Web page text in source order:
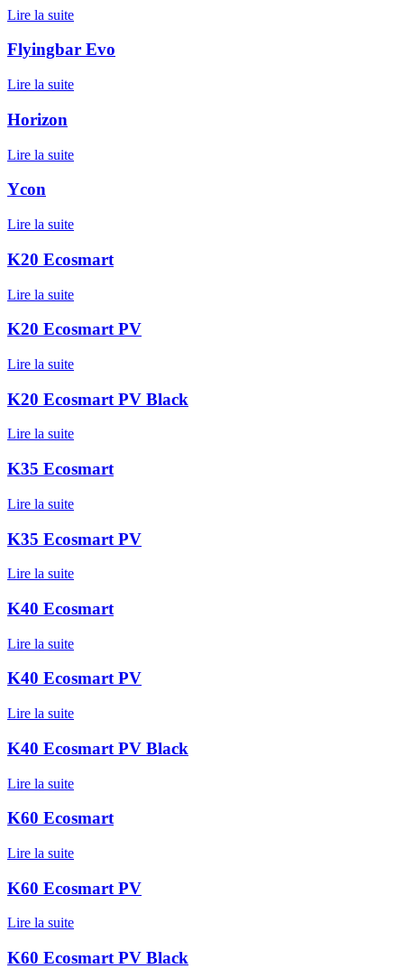
Lire la suite
Flyingbar Evo
Lire la suite
Horizon
Lire la suite
Ycon
Lire la suite
K20 Ecosmart
Lire la suite
K20 Ecosmart PV
Lire la suite
K20 Ecosmart PV Black
Lire la suite
K35 Ecosmart
Lire la suite
K35 Ecosmart PV
Lire la suite
K40 Ecosmart
Lire la suite
K40 Ecosmart PV
Lire la suite
K40 Ecosmart PV Black
Lire la suite
K60 Ecosmart
Lire la suite
K60 Ecosmart PV
Lire la suite
K60 Ecosmart PV Black